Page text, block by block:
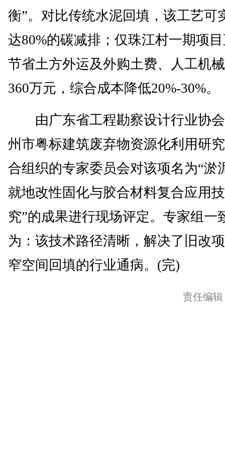
衡”。对比传统水泥回填，该工艺可
达80%的碳减排；仅珠江村一期项
节省土方外运及外购土费、人工机
360万元，综合成本降低20%-30%。
由广东省工程勘察设计行业协
州市粤标建筑废弃物资源化利用研
合组织的专家委员会对该项名为“淤
就地改性固化与胶合材料复合应用
究”的成果进行现场评定。专家组一
为：该技术路径清晰，解决了旧改
窄空间回填的行业通病。(完)
责任编